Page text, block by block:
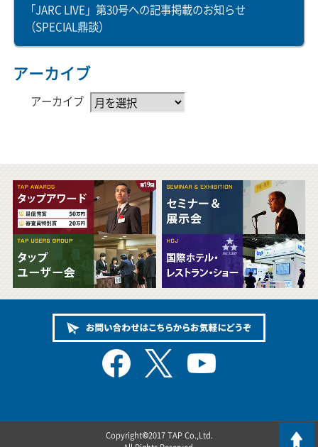
「JARC LIVE」第30号への記事掲載のお知らせ
（SPECIAL鼎談）
アーカイブ
アーカイブ
Copyright©2017 TAP Co.,Ltd.